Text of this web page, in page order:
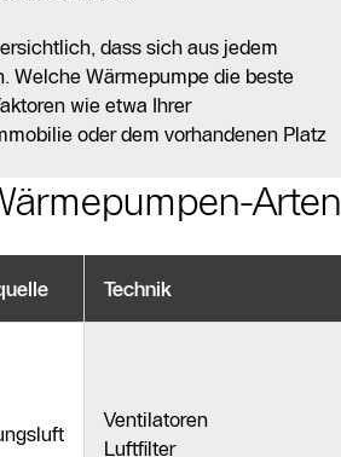
dass sich aus jedem
Welche Wärmepumpe die beste
wie etwa Ihrer
oder dem vorhandenen Platz
Arten
Technik
Ventilatoren
Luftfilter